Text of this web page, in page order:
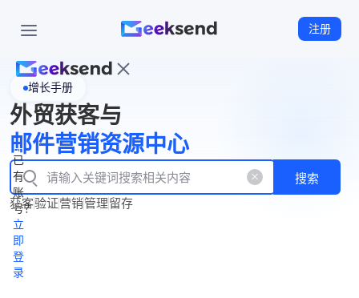
注册
页
WhatsApp
企业号
New
产
品
功
能
产
品
价
格
资
源
中
心
立
即
注
册
已
有
账
号？
立
即
登
录
增长手册
外贸获客与
邮件营销资源中心
搜索
获客验证营销管理留存